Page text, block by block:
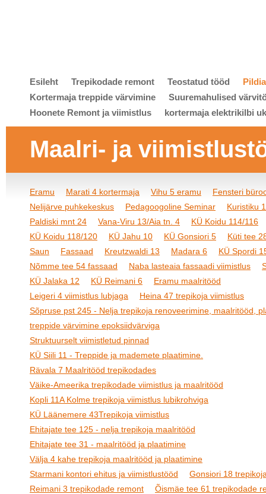
Esileht Trepikodade remont Teostatud tööd
Kortermaja treppide värvimine
Suuremahulised
Hoonete Remont ja viimistlus
kortermaja elektrikilbi
Maalri- ja
Eramu Marati 4 kortermaja Vihu 5 eramu
Fensteri
Nelijärve puhkekeskus
Pedagoogoline Seminar
Kuristiku
Paldiski mnt 24
Vana-Viru 13/Aia tn. 4
KÜ Koidu 114/116
KÜ Koidu 118/120
KÜ Jahu 10 KÜ Gonsiori 5
Küti tee
Saun
Fassaad Kreutzwaldi 13 Madara 6
KÜ Spordi
Nõmme tee 54 fassaad
Naba lasteaia fassaadi viimistlus
KÜ Jalaka 12
KÜ Reimani 6
Eramu maalritööd
Leigeri 4 viimistlus lubjaga
Heina 47 trepikoja viimistlus
Sõpruse pst 245 - Nelja trepikoja renoveerimine, maalritööd,
treppide värvimine epoksiidvärviga
Struktuurselt viimistletud pinnad
KÜ Siili 11 - Treppide ja mademete plaatimine.
Rävala 7 Maalritööd trepikodades
Väike-Ameerika trepikodade viimistlus ja maalritööd
Kopli 11A Kolme trepikoja viimistlus lubikrohviga
KÜ Läänemere 43Trepikoja viimistlus
Ehitajate tee 125 - nelja trepikoja maalritööd
Ehitajate tee 31 - maalritööd ja plaatimine
Välja 4 kahe trepikoja maalritööd ja plaatimine
Starmani kontori ehitus ja viimistlustööd
Gonsiori 18
Reimani 3 trepikodade remont
Õismäe tee 61 trepikodade